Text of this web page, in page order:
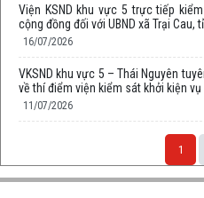
Viện KSND khu vực 5 trực tiếp
cộng đồng đối với UBND xã Trại Cau,
16/07/2026
VKSND khu vực 5 – Thái Nguyên
về thí điểm viện kiểm sát khởi kiện
11/07/2026
1